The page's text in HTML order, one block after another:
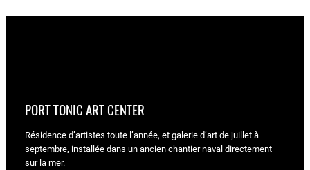
PORT TONIC ART CENTER
Résidence d’artistes toute l’année, et galerie d’art de juillet à
septembre, installée dans un ancien chantier naval directement
sur la mer.